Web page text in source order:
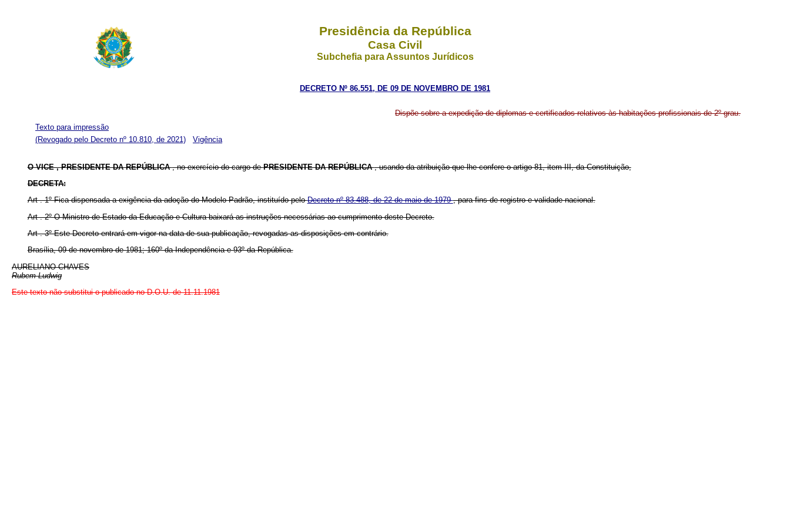
Presidência da República
Casa Civil
Subchefia para Assuntos Jurídicos
DECRETO Nº 86.551, DE 09 DE NOVEMBRO DE 1981
Dispõe sobre a expedição de diplomas e certificados relativos às habitações profissionais de 2º grau.
Texto para impressão
(Revogado pelo Decreto nº 10.810, de 2021)
Vigência
O VICE , PRESIDENTE DA REPÚBLICA, no exercício do cargo dePRESIDENTE DA REPÚBLICA, usando da atribuição que lhe confere o artigo 81, item III, da Constituição,
DECRETA:
Art . 1º Fica dispensada a exigência da adoção do Modelo-Padrão, instituído peloDecreto nº 83.488, de 22 de maio de 1979, para fins de registro e validade nacional.
Art . 2º O Ministro de Estado da Educação e Cultura baixará as instruções necessárias ao cumprimento deste Decreto.
Art . 3º Este Decreto entrará em vigor na data de sua publicação, revogadas as disposições em contrário.
Brasília, 09 de novembro de 1981; 160º da Independência e 93º da República.
AURELIANO CHAVES
Rubem Ludwig
Este texto não substitui o publicado no D.O.U. de 11.11.1981